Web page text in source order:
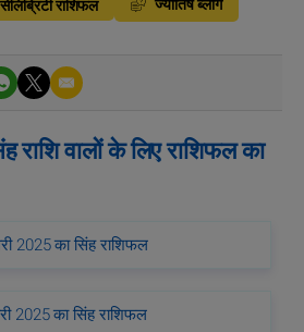
सेलिब्रिटी राशिफल ज्योतिष ब्लॉग
राशि वालों के लिए राशिफल का
2025 का सिंह राशिफल
2025 का सिंह राशिफल